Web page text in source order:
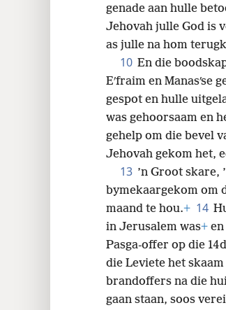
genade aan hulle
Jehovah julle God is
as julle na hom
10 En die
Eʹfraim en Manasʹse
gespot en hulle
was gehoorsaam en
gehelp om die bevel
Jehovah gekom het,
13 ’n Groot skare,
bymekaargekom om
maand te hou.+ 14
in Jerusalem was+
Pasga-offer op die
die Leviete het
brandoffers na die
gaan staan, soos